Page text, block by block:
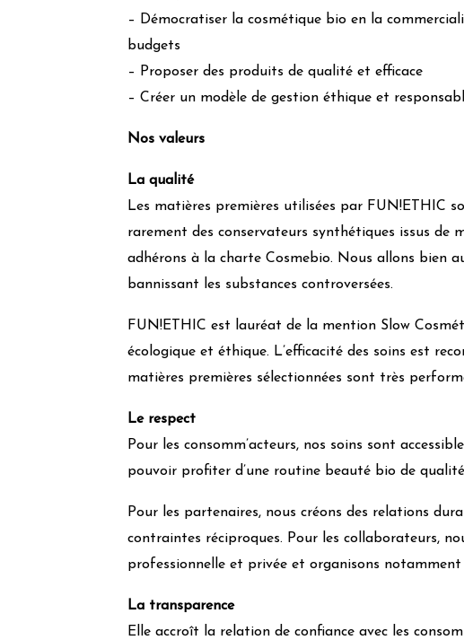
– Démocratiser la cosmétique bio en la
budgets
– Proposer des produits de qualité et efficace
– Créer un modèle de gestion éthique et
Nos valeurs
La qualité
Les matières premières utilisées par FUN!ETHIC
rarement des conservateurs synthétiques issus de
adhérons à la charte Cosmebio. Nous allons bien
bannissant les substances controversées.
FUN!ETHIC est lauréat de la mention Slow
écologique et éthique. L’efficacité des soins est
matières premières sélectionnées sont très
Le respect
Pour les consomm’acteurs, nos soins sont
pouvoir profiter d’une routine beauté bio de
Pour les partenaires, nous créons des relations
contraintes réciproques. Pour les collaborateurs,
professionnelle et privée et organisons
La transparence
Elle accroît la relation de confiance avec les